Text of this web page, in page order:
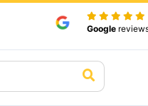
Google